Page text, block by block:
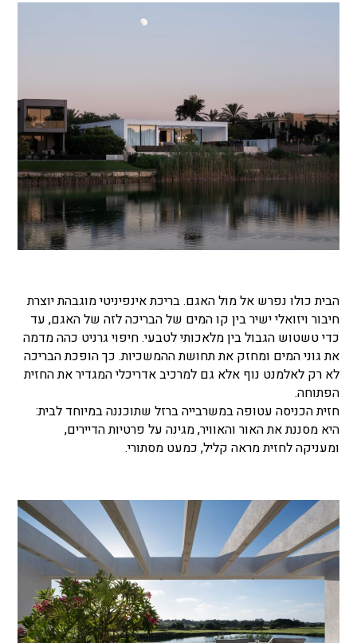
הבית כולו נפרש אל מול האגם. בריכת אינפיניטי מוגבהת יוצרת
חיבור ויזואלי ישיר בין קו המים של הבריכה לזה של האגם, עד
כדי טשטוש הגבול בין מלאכותי לטבעי. חיפוי גרניט כהה מדמה
את גוני המים ומחזק את תחושת ההמשכיות. כך הופכת הבריכה
לא רק לאלמנט נוף אלא גם למרכיב אדריכלי המגדיר את החזית
הפתוחה.
חזית הכניסה עטופה במשרבייה ברזל שתוכננה במיוחד לבית:
היא מסננת את האור והאוויר, מגינה על פרטיות הדיירים,
ומעניקה לחזית מראה קליל, כמעט מסתורי.